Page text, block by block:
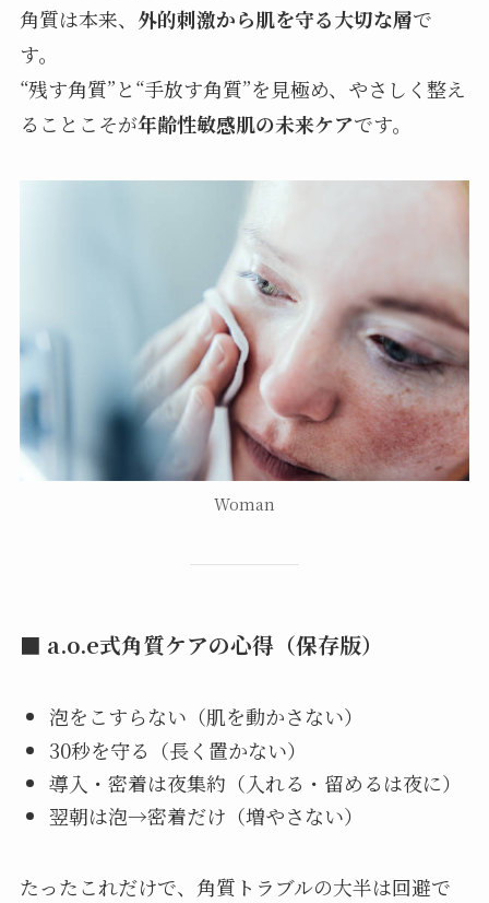
角質は本来、 外的刺激から肌を守る大切な層で
す。
“残す角質”と“手放す角質”を見極め、やさしく整え
ることこそが年齢性敏感肌の未来ケアです。
Woman
■ a.o.e式角質ケアの心得（保存版）
泡をこすらない（肌を動かさない）
30秒を守る（長く置かない）
導入・密着は夜集約（入れる・留めるは夜に）
翌朝は泡→密着だけ（増やさない）
たったこれだけで、角質トラブルの大半は回避で